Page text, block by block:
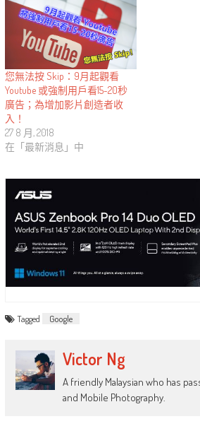
您無法按 Skip：9月起觀看
Youtube 或強制用戶看15-20秒
廣告；為增加影片創造者收
入！
27 8 月, 2018
在「最新消息」中
Tagged Google
Victor Ng
A friendly Malaysian who has
and Mobile Photography.